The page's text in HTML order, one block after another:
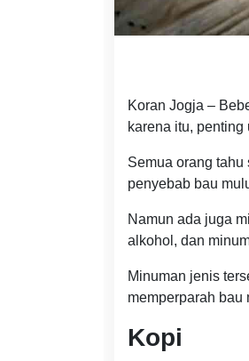
Koran Jogja –
karena itu,
Semua orang
penyebab bau
Namun ada juga
alkohol, dan
Minuman jenis
memperparah bau
Kopi